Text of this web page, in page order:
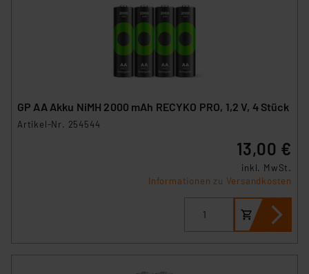
GP AA Akku NiMH 2000 mAh RECYKO PRO, 1,2 V, 4 Stück
Artikel-Nr. 254544
13,00 €
inkl. MwSt.
Informationen zu Versandkosten